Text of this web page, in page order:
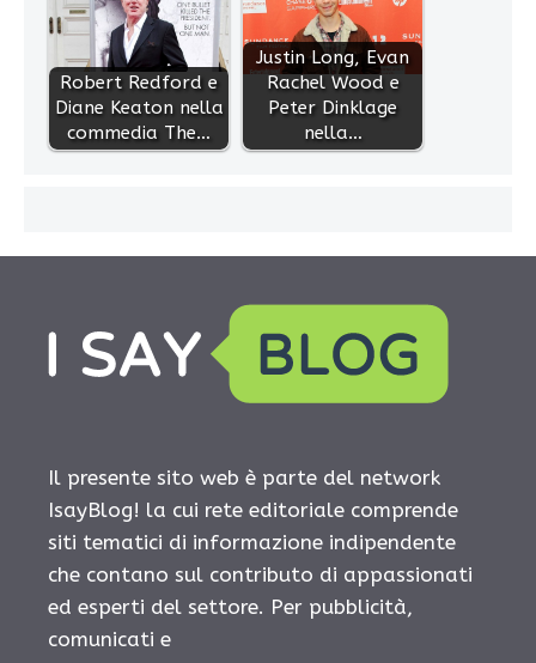
Robert Redford e
Diane Keaton nella
commedia The…
Justin Long, Evan
Rachel Wood e
Peter Dinklage
nella…
Il presente sito web è parte del network
IsayBlog! la cui rete editoriale comprende
siti tematici di informazione indipendente
che contano sul contributo di appassionati
ed esperti del settore. Per pubblicità,
comunicati e